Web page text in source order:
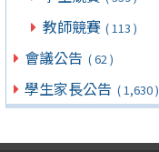
教師競賽 ( 113 )
會議公告 ( 62 )
學生家長公告 ( 1,630 )